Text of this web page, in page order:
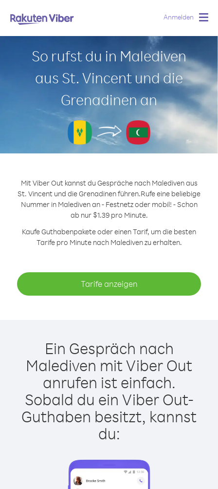
Anmelden
So rufst du in Malediven
aus St. Vincent und die
Grenadinen an
Mit Viber Out kannst du Gespräche nach Malediven aus
St. Vincent und die Grenadinen führen.Rufe eine beliebige
Nummer in Malediven an - Festnetz oder mobil! - Schon
ab nur $1.39 pro Minute.
Kaufe Guthabenpakete oder einen Tarif, um die besten
Tarife pro Minute nach Malediven zu erhalten.
Tarife anzeigen
Ein Gespräch nach
Malediven mit Viber Out
anrufen ist einfach.
Sobald du ein Viber Out-
Guthaben besitzt, kannst
du: